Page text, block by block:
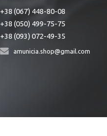
+38 (067) 448-80-08
+38 (050) 499-75-75
+38 (093) 072-49-35
amunicia.shop@gmail.com